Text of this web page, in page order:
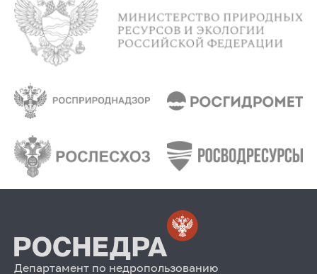
Департамент по недропользованию